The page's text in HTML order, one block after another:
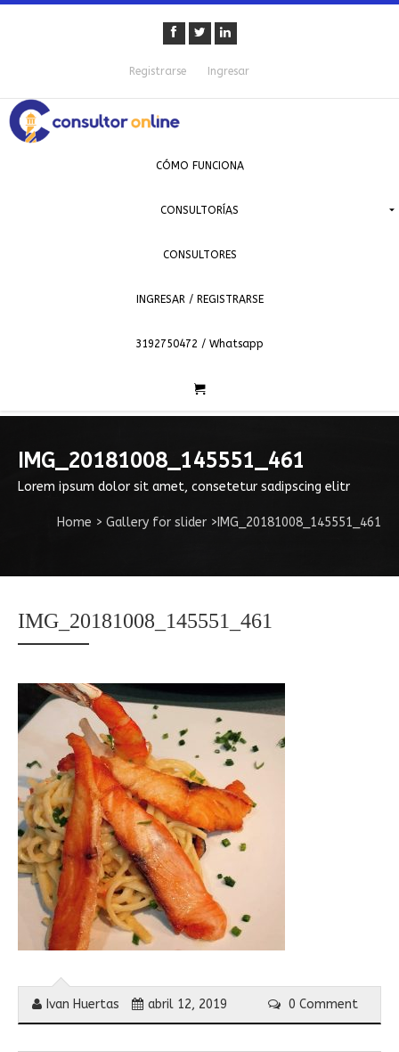
Registrarse Ingresar
CÓMO FUNCIONA
CONSULTORÍAS
CONSULTORES
INGRESAR / REGISTRARSE
3192750472 / Whatsapp
IMG_20181008_145551_461
Lorem ipsum dolor sit amet, consetetur sadipscing elitr
Home > Gallery for slider > IMG_20181008_145551_461
IMG_20181008_145551_461
Ivan Huertas abril 12, 2019 0 Comment